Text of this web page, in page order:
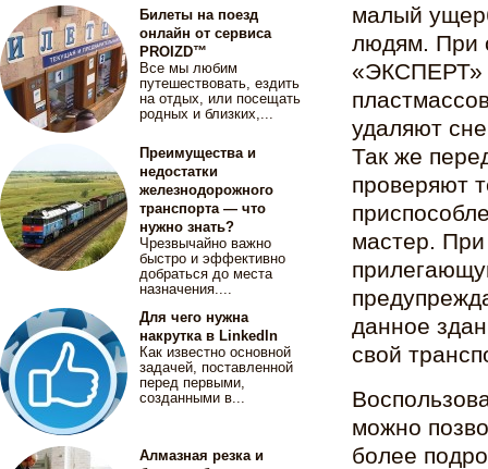
Билеты на поезд
онлайн от сервиса
PROIZD™
Все мы любим
путешествовать, ездить
на отдых, или посещать
родных и близких,...
Преимущества и
недостатки
железнодорожного
транспорта — что
нужно знать?
Чрезвычайно важно
быстро и эффективно
добраться до места
назначения....
Для чего нужна
накрутка в Linkedln
Как известно основной
задачей, поставленной
перед первыми,
созданными в...
Алмазная резка и
малый
людям. При
«ЭКСПЕРТ»
удаляют
Так же
проверяют
мастер. При
данное
свой
можно
более